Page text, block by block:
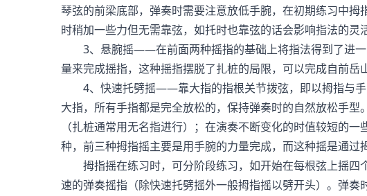
琴弦的前梁底部，弹奏时需要注意放低手腕，在初期练习中
时稍加一些力但无需靠弦，如托时也靠弦的话会影响指法的灵
3、悬腕摇——在前面两种摇指的基础上将指法得到了进一
量来完成摇指，这种摇指摆脱了扎桩的局限，可以完成自前岳
4、快速托劈摇——靠大指的指根关节拨弦，即以拇指与手
大指，所有手指都是完全放松的，保持弹奏时的自然放松手
（扎桩通常用无名指进行）；在演奏不断变化的时值较短的
种，前三种拇指摇主要是用手腕的力量完成，而这种摇是通过
拇指摇在练习时，可分阶段练习，如开始在每根弦上摇四
速的弹奏摇指（除快速托劈摇外一般拇指摇以劈开头）。弹